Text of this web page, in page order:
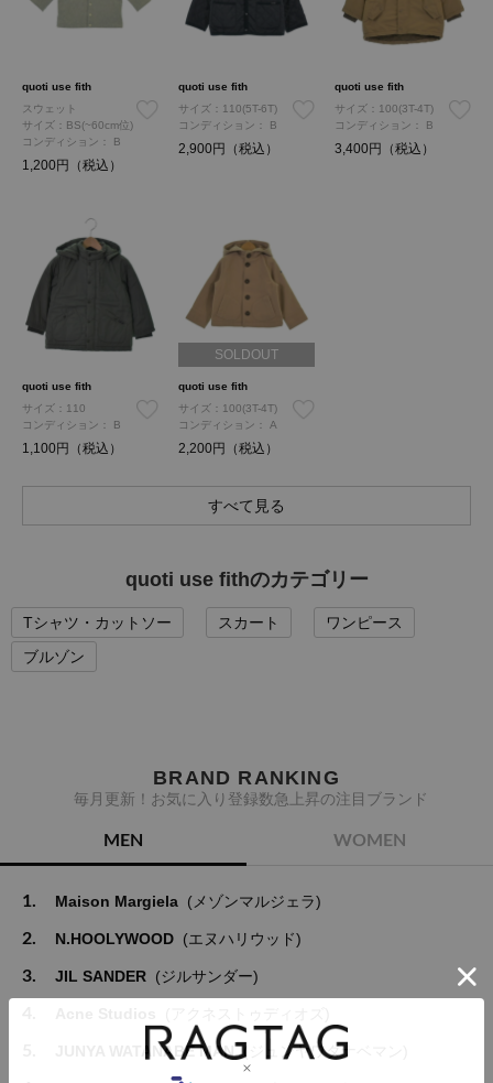
quoti use fith
スウェット
サイズ：BS(~60cm位)
コンディション： B
1,200円（税込）
quoti use fith
サイズ：110(5T-6T)
コンディション：
B
2,900円（税込）
quoti use fith
サイズ：100(3T-4T)
コンディション：
B
3,400円（税込）
quoti use fith
サイズ：110
コンディション： B
1,100円（税込）
SOLDOUT
quoti use fith
サイズ：100(3T-4T)
コンディション： A
2,200円（税込）
すべて見る
quoti use fithのカテゴリー
Tシャツ・カットソー スカート
ワンピース
ブルゾン
BRAND RANKING
毎月更新！お気に入り登録数急上昇の注目ブランド
MEN WOMEN
1. Maison Margiela (メゾンマルジェラ)
2. N.HOOLYWOOD (エヌハリウッド)
3. JIL SANDER (ジルサンダー)
JUNYA WATANABE MAN (ジュンヤワタナベマン)